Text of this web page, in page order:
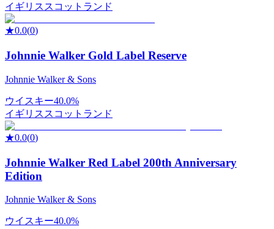
イギリススコットランド
★0.0(0)
Johnnie Walker Gold Label Reserve
Johnnie Walker & Sons
ウイスキー40.0%
イギリス スコットランド
★0.0(0)
Johnnie Walker Red Label 200th Anniversary
Edition
Johnnie Walker & Sons
ウイスキー40.0%